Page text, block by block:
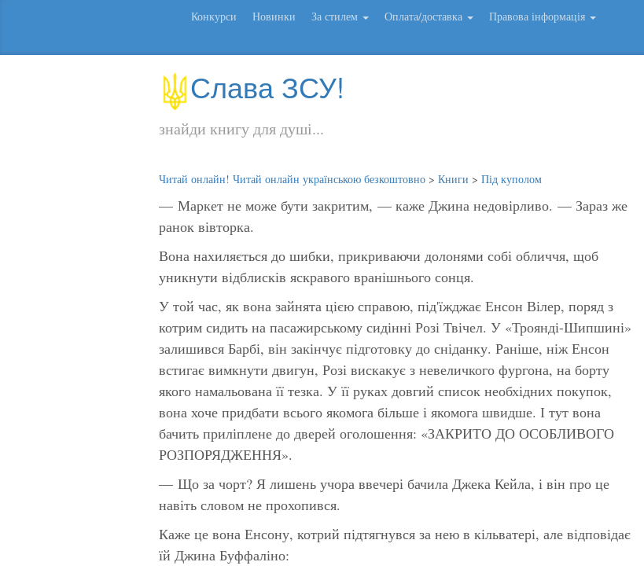
Конкурси Новинки За стилем Оплата/доставка Правова інформація
Слава ЗСУ!
знайди книгу для душі...
Читай онлайн! Читай онлайн українською безкоштовно > Книги > Під куполом
— Маркет не може бути закритим, — каже Джина недовірливо. — Зараз же
ранок вівторка.
Вона нахиляється до шибки, прикриваючи долонями собі обличчя, щоб
уникнути відблисків яскравого вранішнього сонця.
У той час, як вона зайнята цією справою, під'їжджає Енсон Вілер, поряд з
котрим сидить на пасажирському сидінні Розі Твічел. У «Троянді-Шипшині»
залишився Барбі, він закінчує підготовку до сніданку. Раніше, ніж Енсон
встигає вимкнути двигун, Розі вискакує з невеличкого фургона, на борту
якого намальована її тезка. У її руках довгий список необхідних покупок,
вона хоче придбати всього якомога більше і якомога швидше. І тут вона
бачить приліплене до дверей оголошення: «ЗАКРИТО ДО ОСОБЛИВОГО
РОЗПОРЯДЖЕННЯ».
— Що за чорт? Я лишень учора ввечері бачила Джека Кейла, і він про це
навіть словом не прохопився.
Каже це вона Енсону, котрий підтягнувся за нею в кільватері, але відповідає
їй Джина Буффаліно: